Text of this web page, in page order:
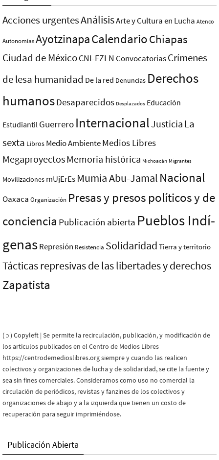
Acciones urgentesAnálisisArte y Cultura en Lucha Atenco
AutonomíasAyotzinapaCalendarioChiapas
Ciudad de MéxicoCNI-EZLN ConvocatoriasCrímenes
de lesa humanidad De la red Denuncias Derechos
humanosDesaparecidos Desplazados Educación
Estudiantil Guerrero InternacionalJusticia La
sexta Libros Medio AmbienteMedios Libres
MegaproyectosMemoria histórica Michoacán Migrantes
Movilizaciones mUjErEs Mumia Abu-Jamal Nacional
Oaxaca Organización Presas y presos polí­ticos y de
conciencia Publicación abierta Pueblos Indí­
genasRepresión Resistencia Solidaridad Tierra y territorio
Tácticas represivas de las libertades y derechos
Zapatista
( ɔ ) Copyleft | Se permite la recirculación, publicación, y modificación de
los artículos publicados en el Centro de Medios Libres
https://centrodemedioslibres.org siempre y cuando las realicen
colectivos y organizaciones de lucha y de solidaridad, se cite la fuente y
sea sin fines comerciales. Consideramos como uso no comercial la
circulación de periódicos, revistas y fanzines de los colectivos y
organizaciones de abajo y a la izquierda que tienen un costo de
recuperación para seguir imprimiéndose.
Publicación Abierta